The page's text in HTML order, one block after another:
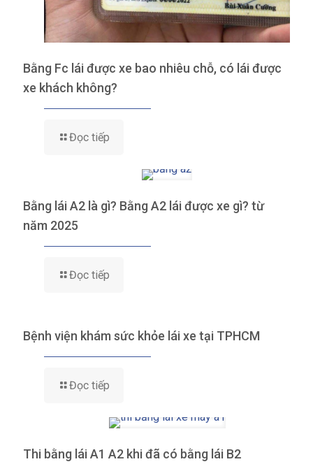
Bằng Fc lái được xe bao nhiêu chỗ, có lái được
xe khách không?
Đọc tiếp
Bằng lái A2 là gì? Bằng A2 lái được xe gì? từ
năm 2025
Đọc tiếp
Bệnh viện khám sức khỏe lái xe tại TPHCM
Đọc tiếp
Thi bằng lái A1 A2 khi đã có bằng lái B2